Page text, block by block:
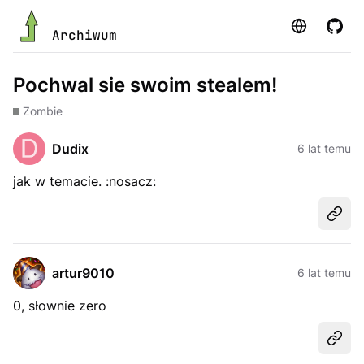
Archiwum Strona
Pochwal sie swoim stealem!
Zombie
Dudix 6 lat temu
jak w temacie. :nosacz:
artur9010 6 lat temu
0, słownie zero